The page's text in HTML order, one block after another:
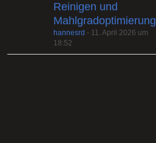
Reinigen und
Mahlgradoptimierung
hannesrd - 11. April 2026 um
18:52